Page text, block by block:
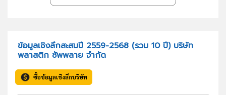
ข้อมูลเชิงลึกสะสมปี 2559-2568 (รวม 10 ปี) บริษัท
พลาสติก ซัพพลาย จำกัด
ซื้อข้อมูลเชิงลึกบริษัท